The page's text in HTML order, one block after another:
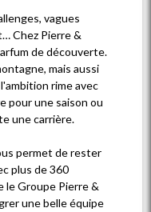
vagues
Chez Pierre &
de découverte.
mais aussi
rime avec
pour une saison ou
une carrière.
permet de rester
plus de 360
le Groupe Pierre &
une belle équipe